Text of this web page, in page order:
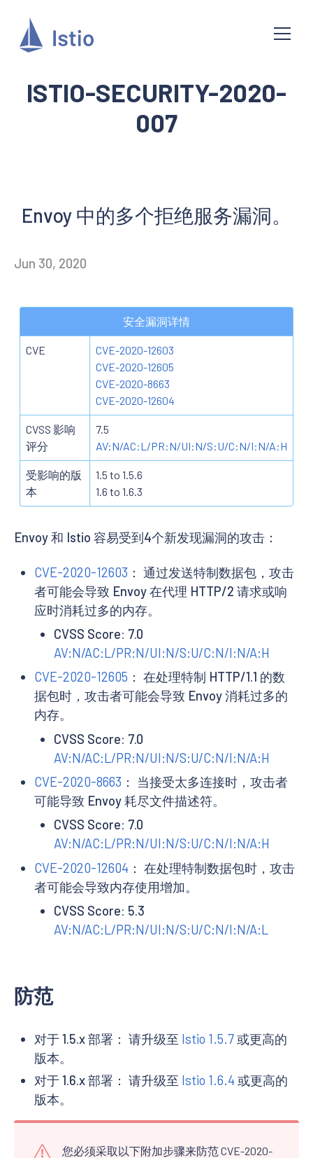
ISTIO-SECURITY-2020-
007
Envoy 中的多个拒绝服务漏洞。
Jun 30, 2020
安全漏洞详情
CVE
CVE-2020-12603
CVE-2020-12605
CVE-2020-8663
CVE-2020-12604
CVSS 影响
评分
7.5
AV:N/AC:L/PR:N/UI:N/S:U/C:N/I:N/A:H
受影响的版
本
1.5 to 1.5.6
1.6 to 1.6.3
Envoy 和 Istio 容易受到4个新发现漏洞的攻击：
CVE-2020-12603 ： 通过发送特制数据包，攻击
者可能会导致 Envoy 在代理 HTTP/2 请求或响
应时消耗过多的内存。
CVSS Score: 7.0
AV:N/AC:L/PR:N/UI:N/S:U/C:N/I:N/A:H
CVE-2020-12605 ： 在处理特制 HTTP/1.1 的数
据包时，攻击者可能会导致 Envoy 消耗过多的
内存。
CVSS Score: 7.0
AV:N/AC:L/PR:N/UI:N/S:U/C:N/I:N/A:H
CVE-2020-8663 ： 当接受太多连接时，攻击者
可能导致 Envoy 耗尽文件描述符。
CVSS Score: 7.0
AV:N/AC:L/PR:N/UI:N/S:U/C:N/I:N/A:H
CVE-2020-12604： 在处理特制数据包时，攻击
者可能会导致内存使用增加。
CVSS Score: 5.3
AV:N/AC:L/PR:N/UI:N/S:U/C:N/I:N/A:L
防范
对于 1.5.x 部署： 请升级至 Istio 1.5.7或更高的
版本。
对于 1.6.x 部署： 请升级至 Istio 1.6.4或更高的
版本。
您必须采取以下附加步骤来防范 CVE-2020-